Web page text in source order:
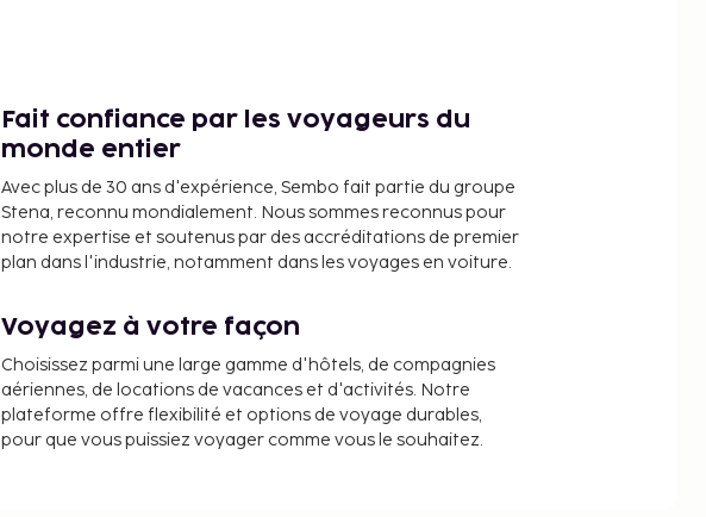
Fait confiance par les voyageurs du
monde entier
Avec plus de 30 ans d'expérience, Sembo fait partie du groupe
Stena, reconnu mondialement. Nous sommes reconnus pour
notre expertise et soutenus par des accréditations de premier
plan dans l'industrie, notamment dans les voyages en voiture.
Voyagez à votre façon
Choisissez parmi une large gamme d'hôtels, de compagnies
aériennes, de locations de vacances et d'activités. Notre
plateforme offre flexibilité et options de voyage durables,
pour que vous puissiez voyager comme vous le souhaitez.